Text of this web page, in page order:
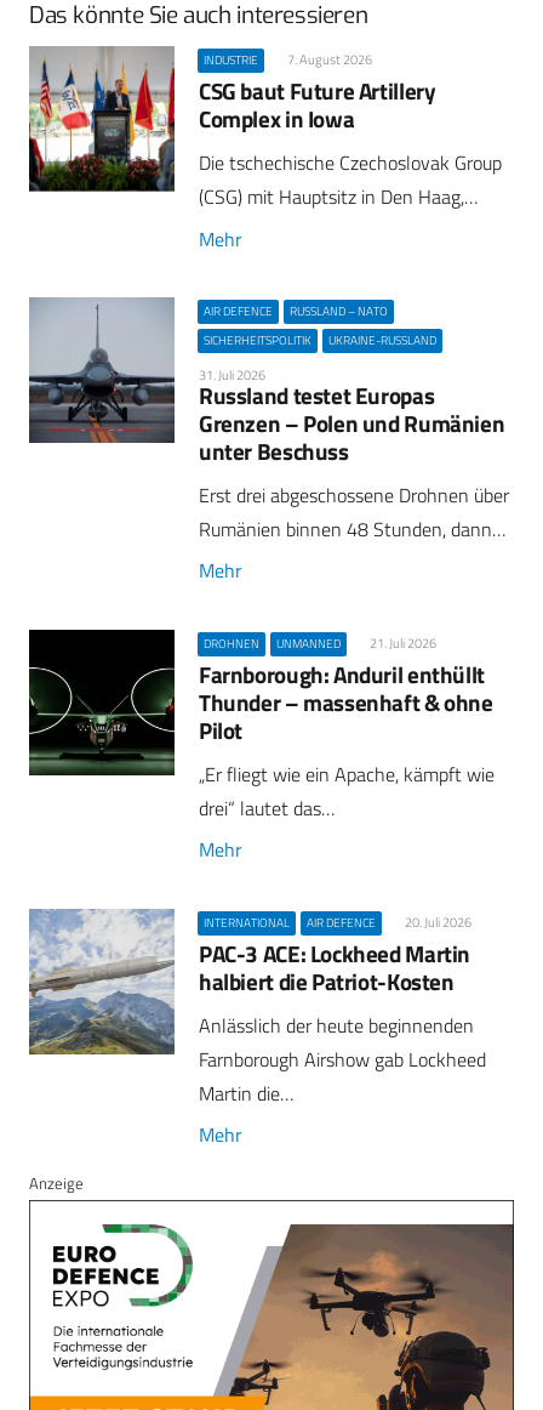
Das könnte Sie auch interessieren
INDUSTRIE 7. August 2026
CSG baut Future Artillery
Complex in Iowa
Die tschechische Czechoslovak Group
(CSG) mit Hauptsitz in Den Haag,…
Mehr
AIR DEFENCE
RUSSLAND – NATO
SICHERHEITSPOLITIK
UKRAINE-RUSSLAND
31. Juli 2026
Russland testet Europas
Grenzen – Polen und Rumänien
unter Beschuss
Erst drei abgeschossene Drohnen über
Rumänien binnen 48 Stunden, dann…
Mehr
DROHNEN UNMANNED 21. Juli 2026
Farnborough: Anduril enthüllt
Thunder – massenhaft & ohne
Pilot
„Er fliegt wie ein Apache, kämpft wie
drei“ lautet das…
Mehr
INTERNATIONAL AIR DEFENCE 20. Juli 2026
PAC-3 ACE: Lockheed Martin
halbiert die Patriot-Kosten
Anlässlich der heute beginnenden
Farnborough Airshow gab Lockheed
Martin die…
Mehr
Anzeige